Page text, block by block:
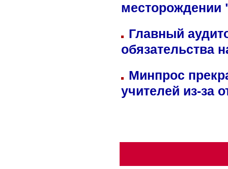
Главный
обязательства
Минпрос
учителей из-за